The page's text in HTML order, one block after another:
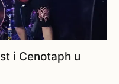
i Cenotaph u